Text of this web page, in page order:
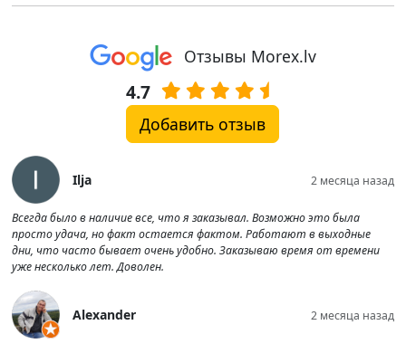
Отзывы Morex.lv
4.7
Добавить отзыв
Ilja 2 месяца назад
Всегда было в наличие все, что я заказывал. Возможно это была
просто удача, но факт остается фактом. Работают в выходные
дни, что часто бывает очень удобно. Заказываю время от времени
уже несколько лет. Доволен.
Alexander 2 месяца назад